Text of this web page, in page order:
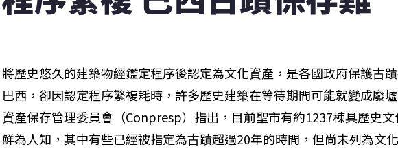
將歷史悠久的建築物經鑑定程序後認定為文化資產，是各國政府保護古
巴西，卻因認定程序繁複耗時，許多歷史建築在等待期間可能就變成廢
資產保存管理委員會（Conpresp）指出，目前聖市有約1237棟具歷史
鮮為人知，其中有些已經被指定為古蹟超過20年的時間，但尚未列為文